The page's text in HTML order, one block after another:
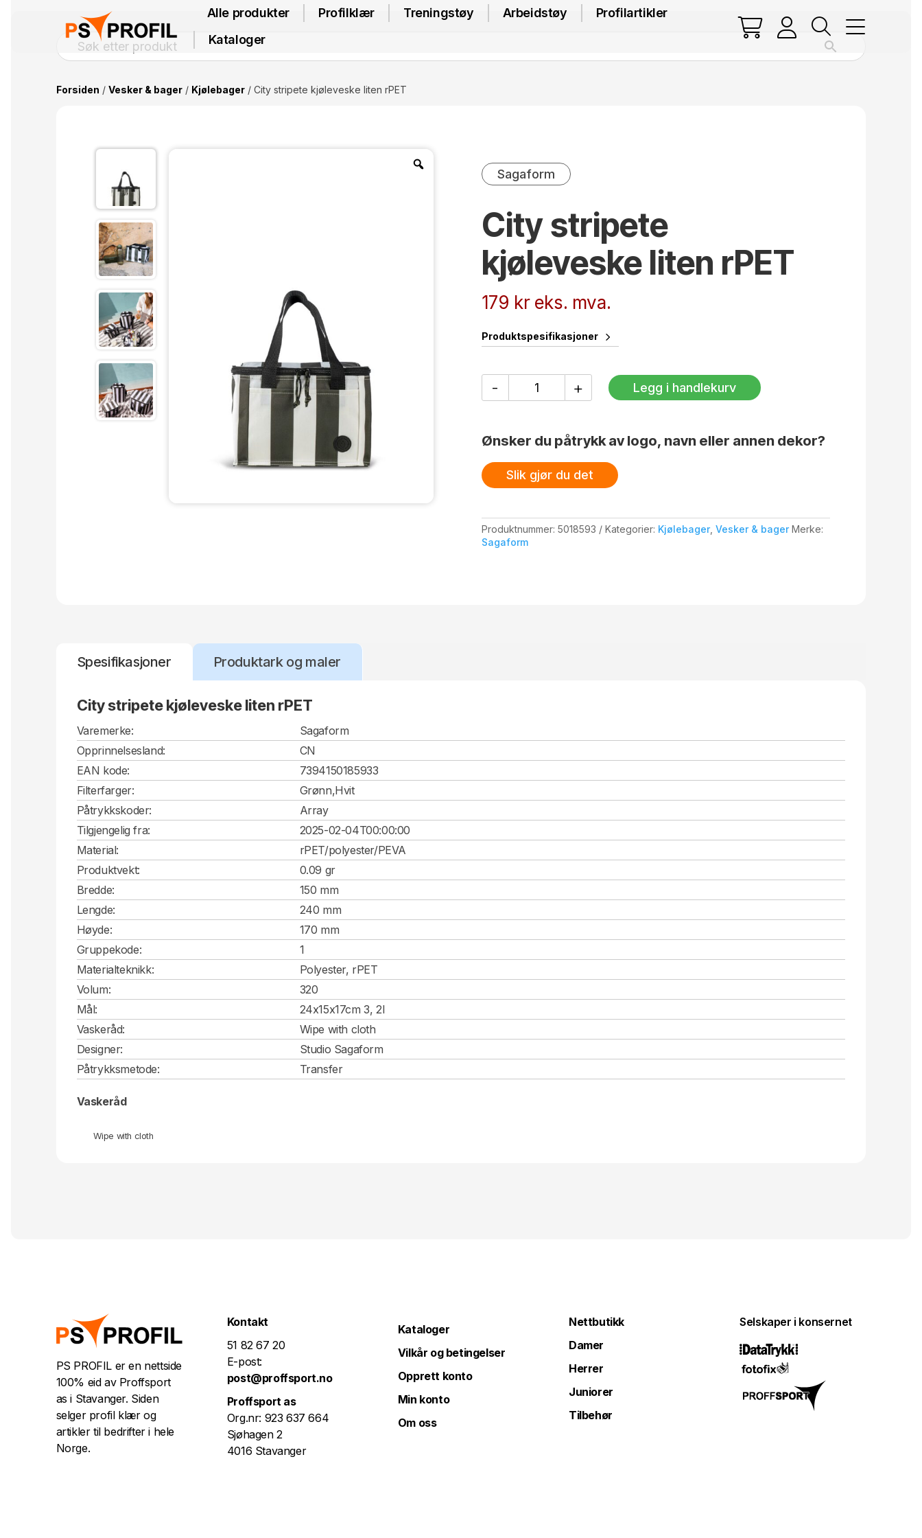
Alle produkter Profilklær Treningstøy Arbeidstøy
Profilartikler
Kataloger
Forsiden / Vesker & bager/ Kjølebager/ City stripete kjøleveske liten rPET
Sagaform
City stripete
kjøleveske liten rPET
179 kr eks. mva.
Produktspesifikasjoner
-
stripete
antall
+ Legg i handlekurv
Ønsker du påtrykk av logo, navn eller annen dekor?
Slik gjør du det
Produktnummer: 5018593 Kategorier: Kjølebager, Vesker & bager Merke:
Sagaform
Spesifikasjoner Produktark og maler
City stripete kjøleveske liten rPET
Varemerke:
Sagaform
Opprinnelsesland:
CN
EAN kode:
7394150185933
Filterfarger:
Grønn,Hvit
Påtrykkskoder:
Array
Tilgjengelig fra:
2025-02-04T00:00:00
Material:
rPET/polyester/PEVA
Produktvekt:
0.09 gr
Bredde:
150 mm
Lengde:
240 mm
Høyde:
170 mm
Gruppekode:
1
Materialteknikk:
Polyester, rPET
Volum:
320
Mål:
24x15x17cm 3, 2l
Vaskeråd:
Wipe with cloth
Designer:
Studio Sagaform
Påtrykksmetode:
Transfer
Vaskeråd
Wipe with cloth
PS PROFIL er en nettside
100% eid av Proffsport
as i Stavanger. Siden
selger profil klær og
artikler til bedrifter i hele
Norge.
Kontakt
51 82 67 20
E-post:
post@proffsport.no
Proffsport as
Org.nr: 923 637 664
Sjøhagen 2
4016 Stavanger
Kataloger
Vilkår og betingelser
Opprett konto
Min konto
Om oss
Nettbutikk
Damer
Herrer
Juniorer
Tilbehør
Selskaper i konsernet